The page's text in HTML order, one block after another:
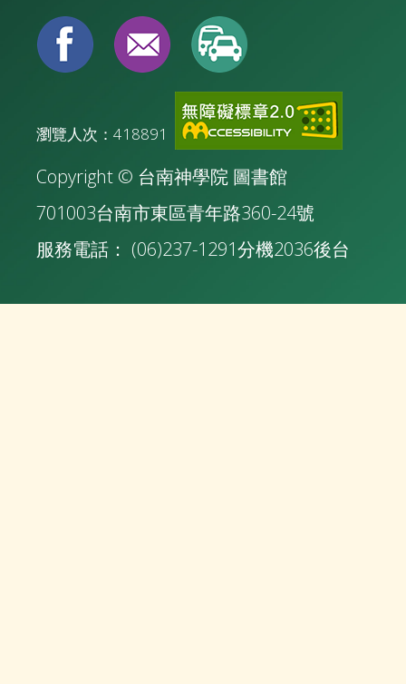
瀏覽人次：418891
Copyright © 台南神學院 圖書館
701003台南市東區青年路360-24號
服務電話： (06)237-1291分機2036後台